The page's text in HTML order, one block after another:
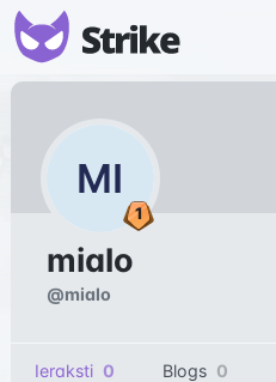
MI
mialo
@mialo
Ieraksti 0 Blogs 0